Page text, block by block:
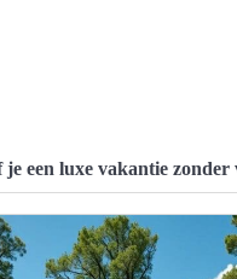
je een luxe vakantie zonder